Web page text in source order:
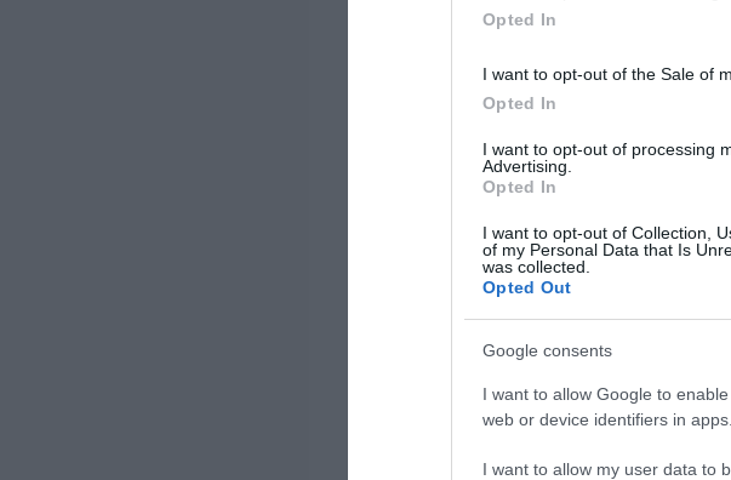
Opted In
I want to opt-out of the Sale of
Opted In
I want to opt-out of processing
Advertising.
Opted In
I want to opt-out of Collection,
of my Personal Data that Is
was collected.
Opted Out
Google consents
I want to allow Google to
web or device identifiers in apps.
I want to allow my user data to